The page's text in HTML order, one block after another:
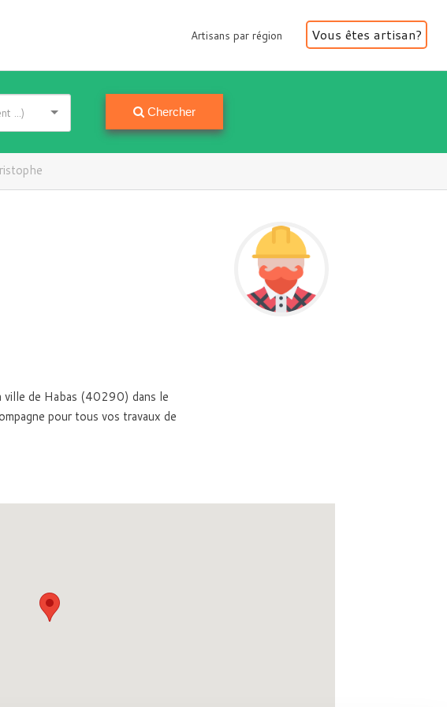
Artisans par région
Artisans par région Vous êtes artisan?
Chercher
ville de Habas (40290) dans le
pour tous vos travaux de